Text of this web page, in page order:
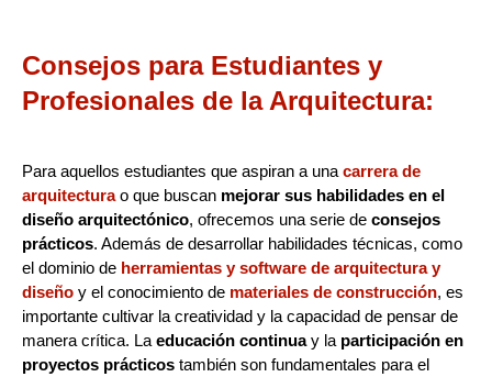
Consejos para Estudiantes y
Profesionales de la Arquitectura:
Para aquellos estudiantes que aspiran a una carrera de
arquitecturao que buscan mejorar sus habilidades en el
diseño arquitectónico, ofrecemos una serie de consejos
prácticos. Además de desarrollar habilidades técnicas, como
el dominio de herramientas y software de arquitectura y
diseño y el conocimiento de materiales de construcción, es
importante cultivar la creatividad y la capacidad de pensar de
manera crítica. La educación continuay la participación en
proyectos prácticos también son fundamentales para el